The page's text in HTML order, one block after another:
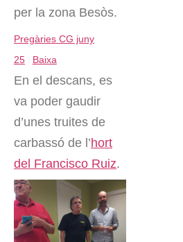
per la zona Besòs.
Pregàries CG juny
25
Baixa
En el descans, es
va poder gaudir
d’unes truites de
carbassó de l’hort
del Francisco Ruiz.